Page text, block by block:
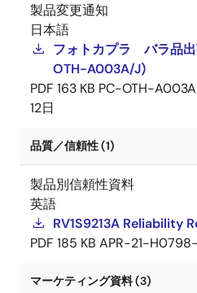
製品変更通知
日本語
フォトカプラ バラ品
OTH-A003A/J)
PDF 163 KB PC-OTH-
12日
品質／信頼性 (1)
製品別信頼性資料
英語
RV1S9213A Reliability
PDF 185 KB APR-21-
マーケティング資料 (3)